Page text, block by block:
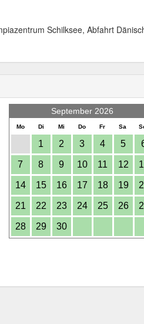
Schilksee, Abfahrt
September 2026
Mo Di Mi Do Fr Sa
1 2 3 4 5
7 8 9 10 11 12
14 15 16 17 18 19
21 22 23 24 25 26
28 29 30